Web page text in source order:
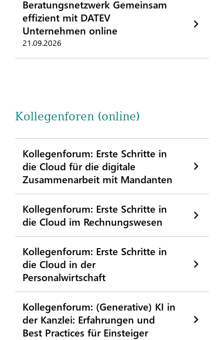
Beratungsnetzwerk Gemeinsam
effizient mit DATEV
Unternehmen online
21.09.2026
Kollegenforen (online)
Kollegenforum: Erste Schritte in
die Cloud für die digitale
Zusammenarbeit mit Mandanten
Kollegenforum: Erste Schritte in
die Cloud im Rechnungswesen
Kollegenforum: Erste Schritte in
die Cloud in der
Personalwirtschaft
Kollegenforum: (Generative) KI in
der Kanzlei: Erfahrungen und
Best Practices für Einsteiger